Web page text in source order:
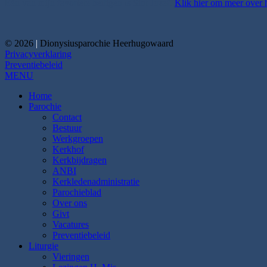
Klik hier om meer over
© 2026 | Dionysiusparochie Heerhugowaard
Privacyverklaring
Preventiebeleid
MENU
Home
Parochie
Contact
Bestuur
Werkgroepen
Kerkhof
Kerkbijdragen
ANBI
Kerkledenadministratie
Parochieblad
Over ons
Givt
Vacatures
Preventiebeleid
Liturgie
Vieringen